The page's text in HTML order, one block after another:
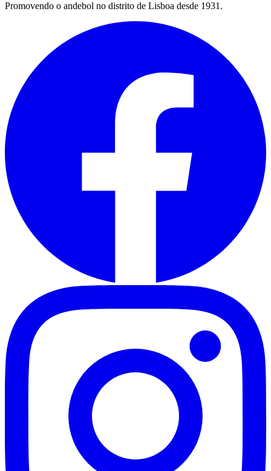
Promovendo o andebol no distrito de Lisboa desde 1931.